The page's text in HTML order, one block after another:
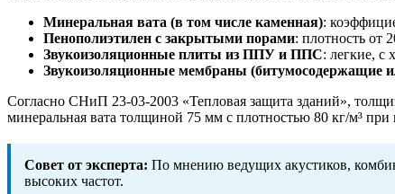
Минеральная вата (в том числе каменная):
Пенополиэтилен с закрытыми порами: плотность от
Звукоизоляционные плиты из ППУ и ППС: легкие, с
Звукоизоляционные мембраны (битумосодержащие
Согласно СНиП 23-03-2003 «Тепловая защита зданий»,
минеральная вата толщиной 75 мм с плотностью 80 кг/м³
Совет от эксперта: По мнению ведущих акустиков,
высоких частот.